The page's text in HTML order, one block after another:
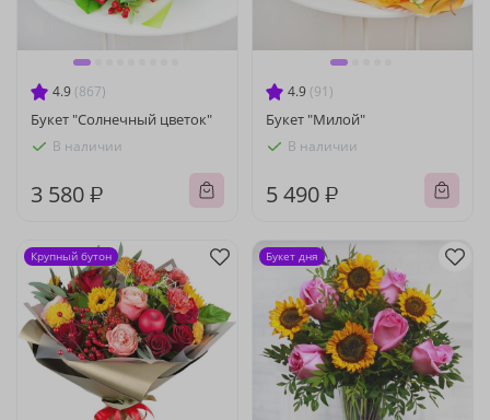
4.9 (867)
Букет "Солнечный цветок"
В наличии
3 580 ₽
4.9 (91)
Букет "Милой"
В наличии
5 490 ₽
Крупный бутон Букет дня